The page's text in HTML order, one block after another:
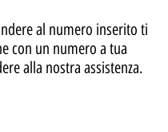
al numero inserito ti
con un numero a tua
alla nostra assistenza.